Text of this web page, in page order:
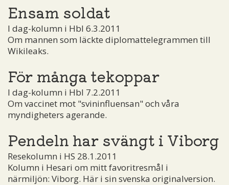
Ensam soldat
I dag-kolumn i Hbl 6.3.2011
Om mannen som läckte diplomattelegrammen till
Wikileaks.
För många tekoppar
I dag-kolumn i Hbl 7.2.2011
Om vaccinet mot "svininfluensan" och våra
myndigheters agerande.
Pendeln har svängt i Viborg
Resekolumn i HS 28.1.2011
Kolumn i Hesari om mitt favoritresmål i
närmiljön: Viborg. Här i sin svenska originalversion.